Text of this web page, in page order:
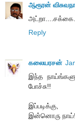
ஆரூரன்
Reply
கலையரசன்
இந்த
போச்சு!!
இப்படிக்கு,
இன்னொரு நாய்!